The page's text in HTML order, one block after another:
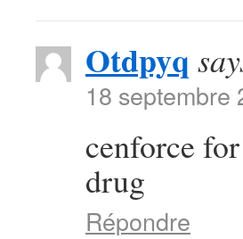
Otdpyq
18 septembre
cenforce
drug
Répondre